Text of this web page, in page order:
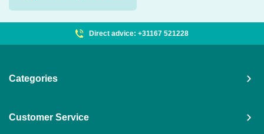
Direct advice: +31167 521228
Categories
Customer Service